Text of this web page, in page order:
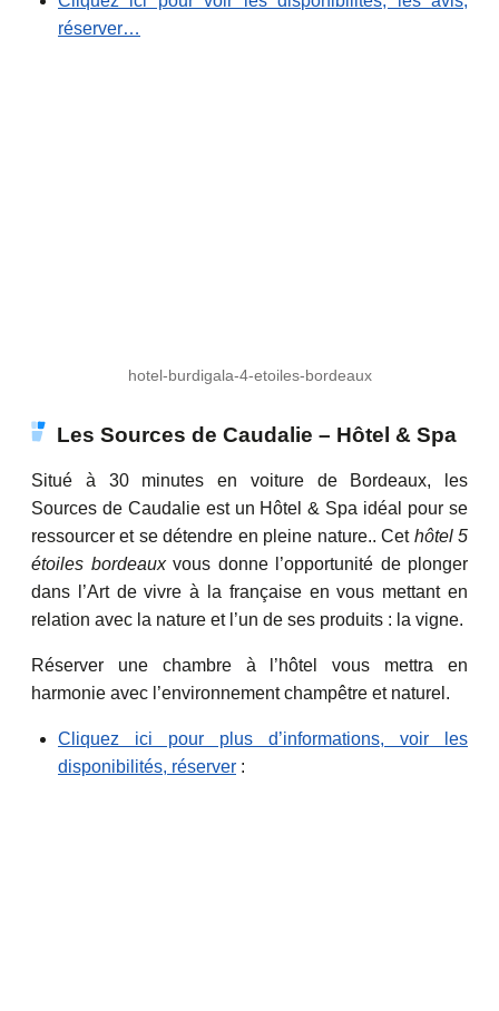
réserver…
hotel-burdigala-4-etoiles-bordeaux
Les Sources de Caudalie – Hôtel & Spa
Situé à 30 minutes en voiture de Bordeaux, les
Sources de Caudalie est un Hôtel & Spa idéal pour se
ressourcer et se détendre en pleine nature.. Cet hôtel 5
étoiles bordeauxvous donne l’opportunité de plonger
dans l’Art de vivre à la française en vous mettant en
relation avec la nature et l’un de ses produits : la vigne.
Réserver une chambre à l’hôtel vous mettra en
harmonie avec l’environnement champêtre et naturel.
Cliquez ici pour plus d’informations, voir les
disponibilités, réserver :